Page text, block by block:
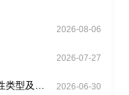
2026-08-06
2026-07-27
类型及选
2026-06-30